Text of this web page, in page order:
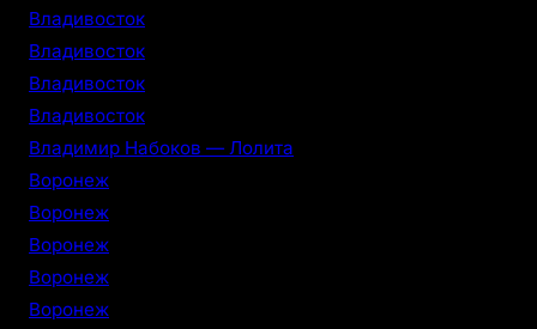
Владивосток
Владивосток
Владивосток
Владивосток
Владимир Набоков — Лолита
Воронеж
Воронеж
Воронеж
Воронеж
Воронеж